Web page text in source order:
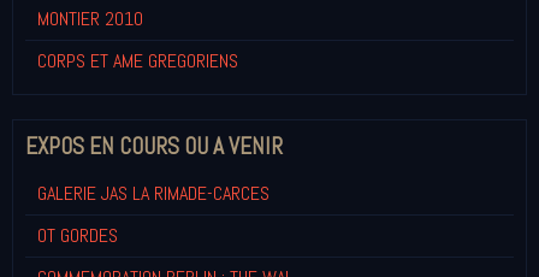
MONTIER 2010
CORPS ET AME GREGORIENS
EXPOS EN COURS OU A VENIR
GALERIE JAS LA RIMADE-CARCES
OT GORDES